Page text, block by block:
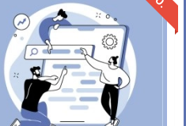
Descuentos especiales
Sin requisitos de acceso
Diploma